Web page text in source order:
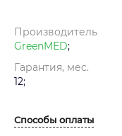
Производитель
GreenMED;
Гарантия, мес.
12;
Способы оплаты